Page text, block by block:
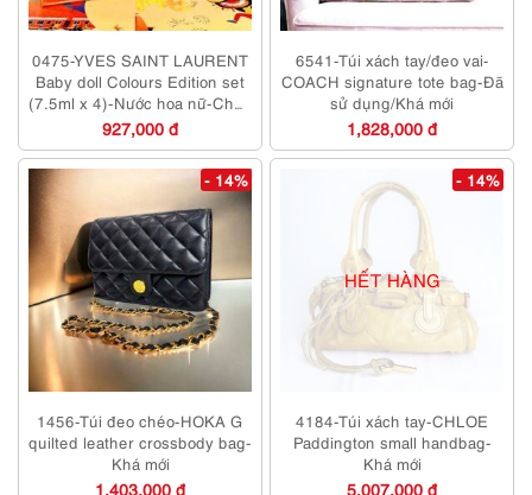
0475-YVES SAINT LAURENT
Baby doll Colours Edition set
(7.5ml x 4)-Nước hoa nữ-Chưa
sử dụng
927,000 đ
6541-Túi xách tay/đeo vai-
COACH signature tote bag-Đã
sử dụng/Khá mới
1,828,000 đ
- 14%
1456-Túi đeo chéo-HOKA G
quilted leather crossbody bag-
Khá mới
1,403,000 đ
HẾT HÀNG
- 14%
4184-Túi xách tay-CHLOE
Paddington small handbag-
Khá mới
5,007,000 đ